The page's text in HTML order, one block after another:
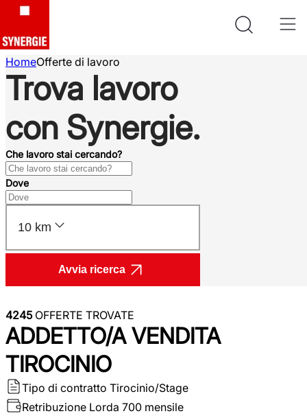
HomeOfferte di lavoro
Trova lavoro
con Synergie.
Che lavoro stai cercando?
Dove
10 km
Avvia ricerca
4245OFFERTE TROVATE
ADDETTO/A VENDITA
TIROCINIO
Tipo di contratto Tirocinio/Stage
Retribuzione Lorda 700 mensile